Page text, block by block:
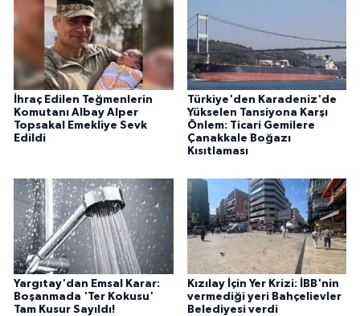
İhraç Edilen Teğmenlerin
Komutanı Albay Alper
Topsakal Emekliye Sevk
Edildi
Türkiye'den Karadeniz'de
Yükselen Tansiyona Karşı
Önlem: Ticari Gemilere
Çanakkale Boğazı
Kısıtlaması
Yargıtay'dan Emsal Karar:
Boşanmada 'Ter Kokusu'
Tam Kusur Sayıldı!
Kızılay İçin Yer Krizi: İBB'nin
vermediği yeri Bahçelievler
Belediyesi verdi